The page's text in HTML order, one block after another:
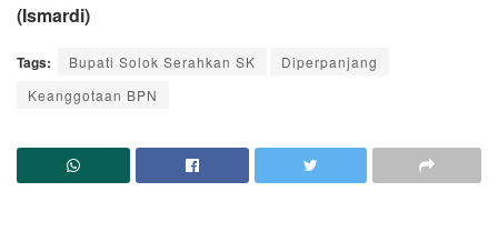
(Ismardi)
Tags: Bupati Solok Serahkan SK
Diperpanjang
Keanggotaan BPN